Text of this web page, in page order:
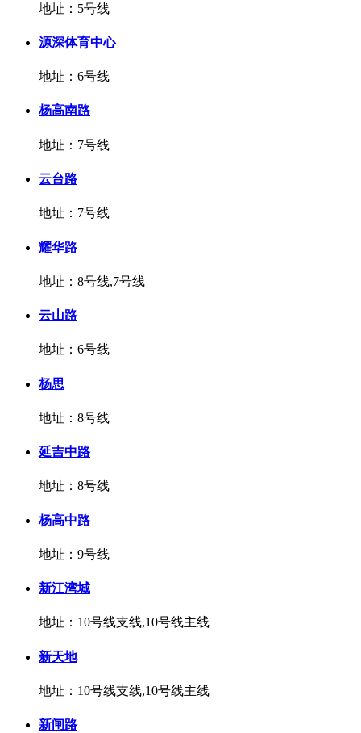
地址：5号线
源深体育中心
地址：6号线
杨高南路
地址：7号线
云台路
地址：7号线
耀华路
地址：8号线,7号线
云山路
地址：6号线
杨思
地址：8号线
延吉中路
地址：8号线
杨高中路
地址：9号线
新江湾城
地址：10号线支线,10号线主线
新天地
地址：10号线支线,10号线主线
新闸路